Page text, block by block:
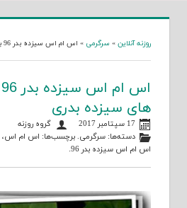
روزنه آنلاین » سرگرمی » اس ام اس سیزده بدر 96 بهمراه متن های سیزده بدری
های سیزده بدری
17 سپتامبر 2017
گروه روزنه
دسته‌ها:سرگرمی. برچسب‌ها: اس ام اس،
اس ام اس سیزده بدر 96
.